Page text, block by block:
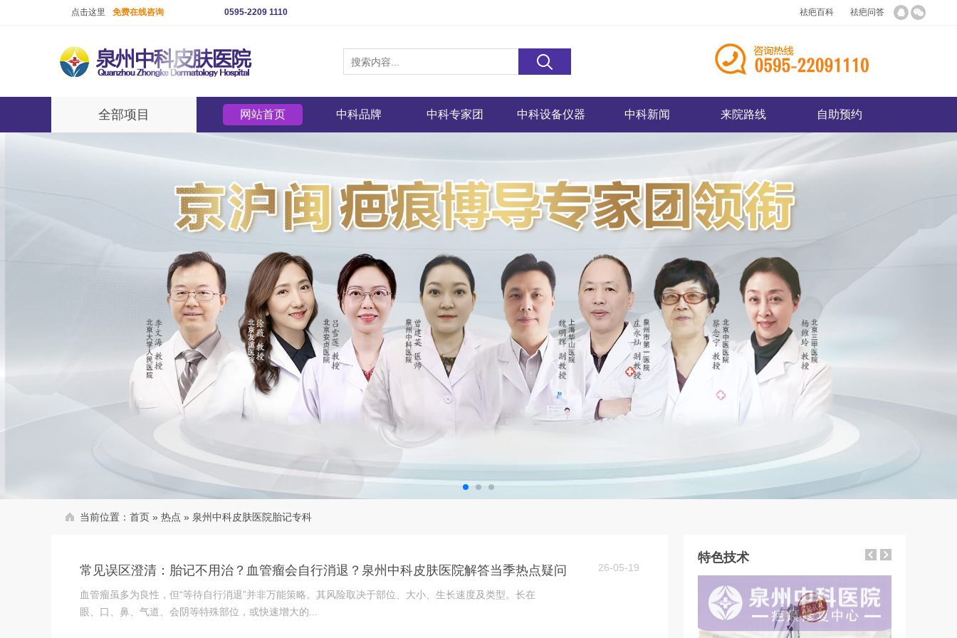
点击这里 免费在线咨询 0595-2209 1110 祛疤百科 祛疤问答
全部项目 网站首页 中科品牌 中科专家团 中科设备仪器 中科新闻 来院路线 自助预约
当前位置： 首页 » 热点 » 泉州中科皮肤医院胎记专科
常见误区澄清：胎记不用治？血管瘤会自行消退？泉州中科皮肤医院解答当季热点疑问 26-05-19
血管瘤虽多为良性，但“等待自行消退”并非万能策略。其风险取决于部位、大小、生长速度及类型。长在
眼、口、鼻、气道、会阴等特殊部位，或快速增大的...
特色技术